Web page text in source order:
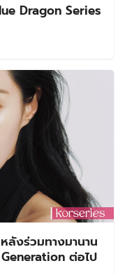
Dragon Series
ลังร่วมทางมานาน
ต่อไป